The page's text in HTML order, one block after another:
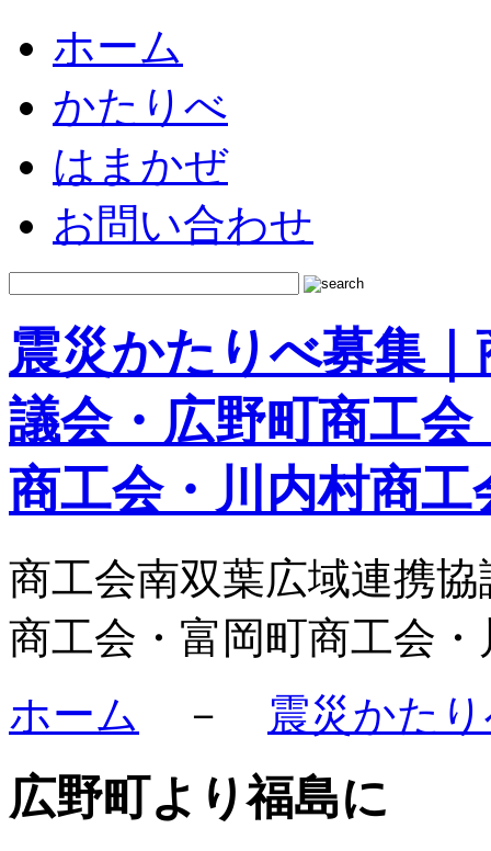
ホーム
かたりべ
はまかぜ
お問い合わせ
震災かたりべ募集
議会・広野町商工
商工会・川内村商工
商工会南双葉広域連携
商工会・富岡町商工会
ホーム － 震災かた
広野町より福島に